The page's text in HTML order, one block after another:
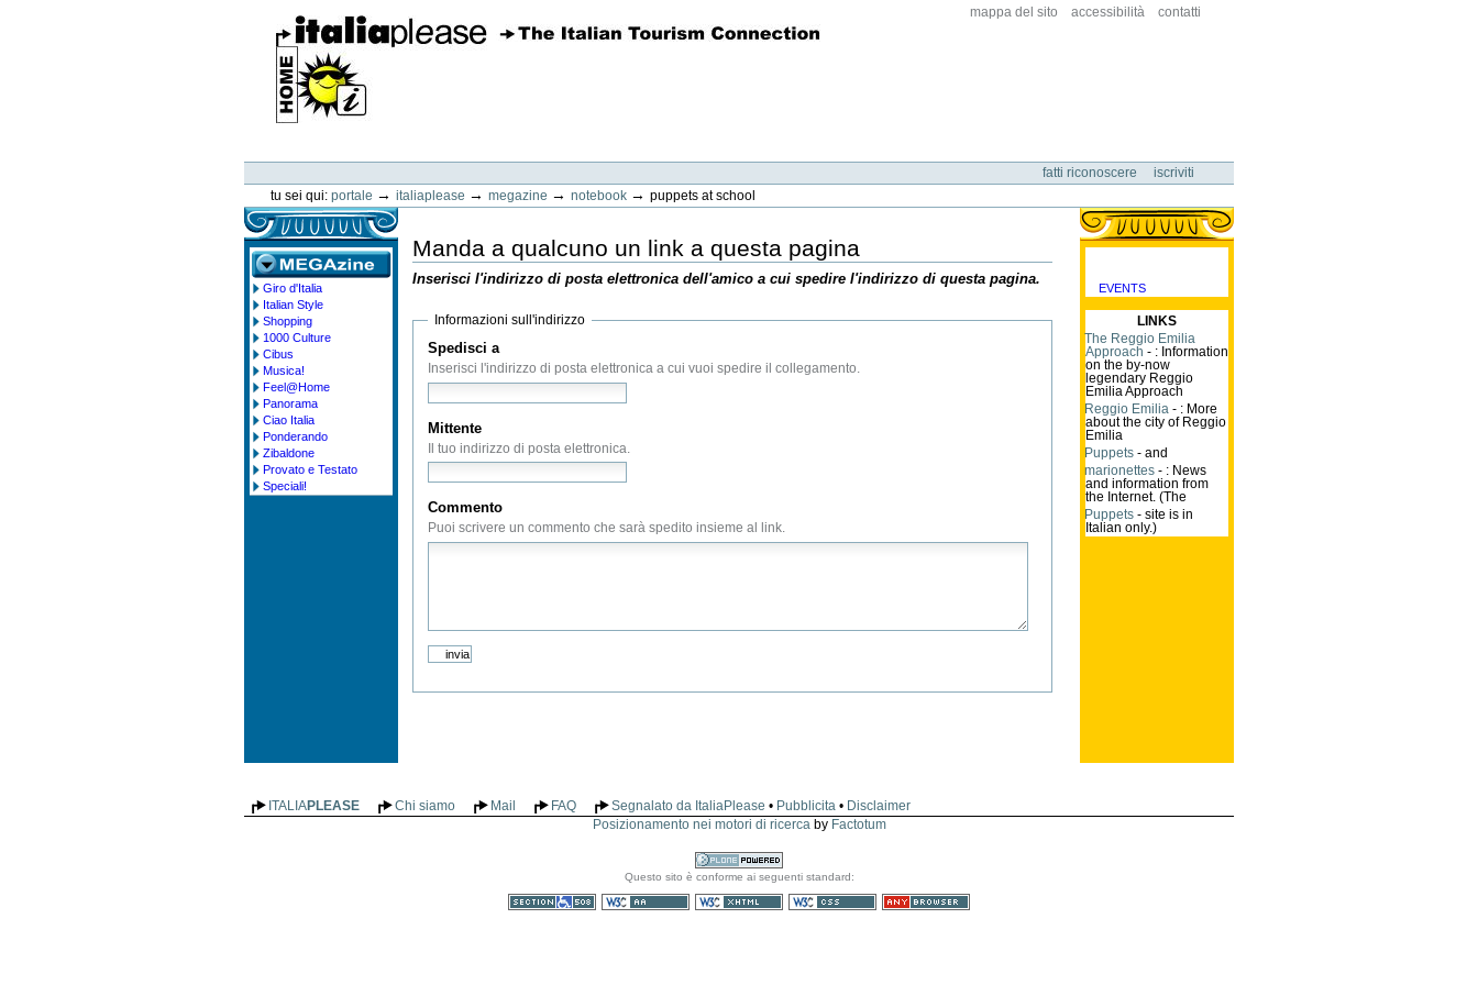
contenuti.
Spostati
navigazione
mappa del sito accessibilità contatti
personali
fatti riconoscere
iscriviti
tu sei qui: portale → italiaplease → megazine → notebook → puppets at school
megazine
Giro d'Italia
Italian Style
Shopping
1000 Culture
Cibus
Musica!
Feel@Home
Panorama
Ciao Italia
Ponderando
Zibaldone
Provato e Testato
Speciali!
Manda a qualcuno un link a questa pagina
Inserisci l'indirizzo di posta elettronica dell'amico a cui spedire l'indirizzo di questa pagina.
Informazioni sull'indirizzo
Spedisci a
Inserisci l'indirizzo di posta elettronica a cui vuoi spedire il collegamento.
Mittente
Il tuo indirizzo di posta elettronica.
Commento
Puoi scrivere un commento che sarà spedito insieme al link.
categorie
EVENTS
LINKS
The Reggio Emilia
Approach - : Information
on the by-now
legendary Reggio
Emilia Approach
Reggio Emilia - : More
about the city of Reggio
Emilia
Puppets - and
marionettes - : News
and information from
the Internet. (The
Puppets - site is in
Italian only.)
ITALIAPLEASE Chi siamo Mail FAQ Segnalato da ItaliaPlease • Pubblicita • Disclaimer
Posizionamento nei motori di ricerca by Factotum
Realizzato
con Plone
Questo sito è conforme ai seguenti standard: